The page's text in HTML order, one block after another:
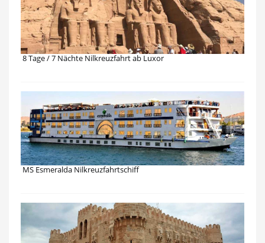
8 Tage / 7 Nächte Nilkreuzfahrt ab Luxor
MS Esmeralda Nilkreuzfahrtschiff